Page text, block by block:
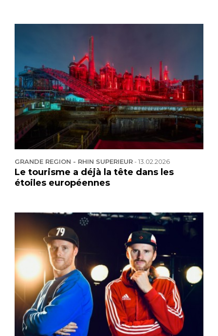
GRANDE REGION - RHIN SUPERIEUR-13.02.2026
Le tourisme a déjà la tête dans les
étoiles européennes